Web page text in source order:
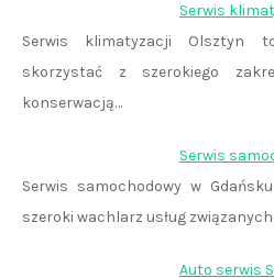
Serwis
Serwis klimatyzacji Olsztyn
skorzystać z szerokiego
konserwacją…
Serwis
Serwis samochodowy w
szeroki wachlarz usług
Auto serwis